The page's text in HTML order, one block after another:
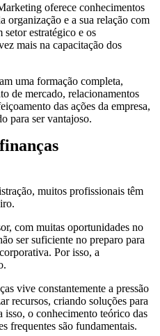
oferece conhecimentos
organização e a sua relação com
setor estratégico e os
mais na capacitação dos
uma formação completa,
de mercado, relacionamentos
das ações da empresa,
para ser vantajoso.
muitos profissionais têm
com muitas oportunidades no
ser suficiente no preparo para
Por isso, a
vive constantemente a pressão
recursos, criando soluções para
isso, o conhecimento teórico das
frequentes são fundamentais.